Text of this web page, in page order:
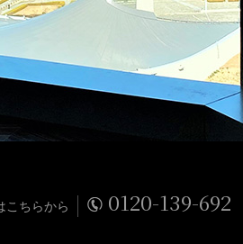
こちらから 0120-139-692